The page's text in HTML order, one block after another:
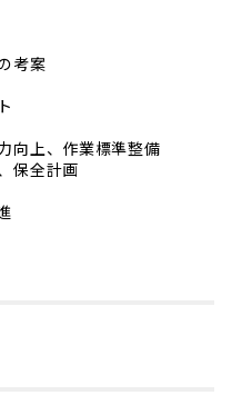
考案
向上、作業標準整備
保全計画